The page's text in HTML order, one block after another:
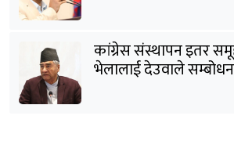
कांग्रेस संस्थापन इतर
भेलालाई देउवाले